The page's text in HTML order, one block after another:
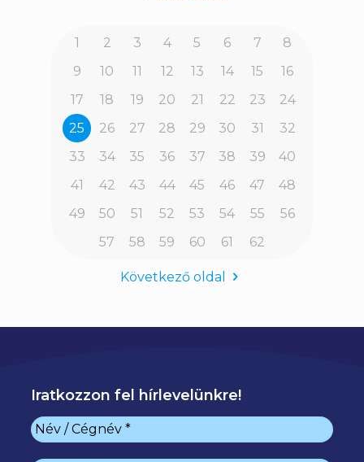
1 2 3 4 5 6 7
8
9
10 11 12 13 14 15
16
17
18 19 20 21 22 23
24
25
26 27 28 29 30 31
32
33
34 35 36 37 38 39
40
41
42 43 44 45 46 47
48
49
50 51 52 53 54 55
56
57
58 59 60 61 62
Következő oldal
Iratkozzon fel hírlevelünkre!